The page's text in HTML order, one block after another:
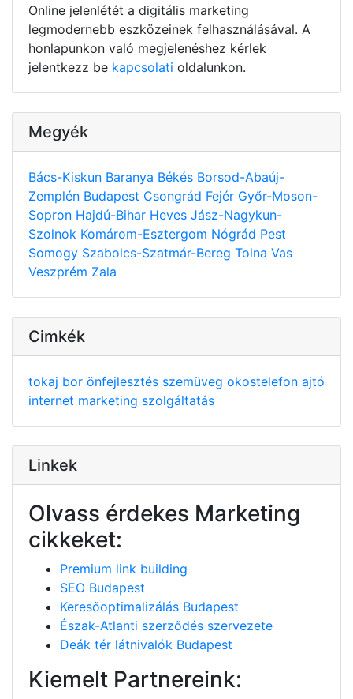
Online jelenlétét a digitális marketing
legmodernebb eszközeinek felhasználásával. A
honlapunkon való megjelenéshez kérlek
jelentkezz be kapcsolati oldalunkon.
Megyék
Bács-Kiskun Baranya Békés Borsod-Abaúj-
Zemplén Budapest Csongrád Fejér Győr-Moson-
Sopron Hajdú-Bihar Heves Jász-Nagykun-
Szolnok Komárom-Esztergom Nógrád Pest
Somogy Szabolcs-Szatmár-Bereg Tolna Vas
Veszprém Zala
Cimkék
tokaj bor önfejlesztés szemüveg okostelefon ajtó
internet marketing szolgáltatás
Linkek
Olvass érdekes Marketing
cikkeket:
Premium link building
SEO Budapest
Keresőoptimalizálás Budapest
Észak-Atlanti szerződés szervezete
Deák tér látnivalók Budapest
Kiemelt Partnereink: